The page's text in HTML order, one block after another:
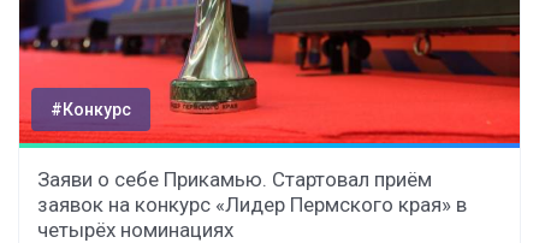
#Конкурс
Заяви о себе Прикамью. Стартовал приём
заявок на конкурс «Лидер Пермского края» в
четырёх номинациях